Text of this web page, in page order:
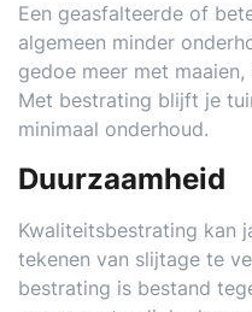
Een geasfalteerde of
algemeen minder
gedoe meer met
Met bestrating blijft je
minimaal onderhoud.
Duurzaamheid
Kwaliteitsbestrating kan
tekenen van slijtage te
bestrating is bestand